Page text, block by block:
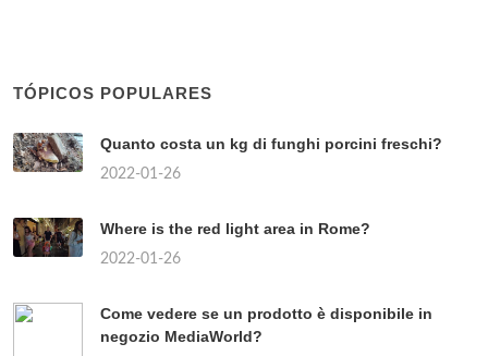
TÓPICOS POPULARES
Quanto costa un kg di funghi porcini freschi?
2022-01-26
Where is the red light area in Rome?
2022-01-26
Come vedere se un prodotto è disponibile in
negozio MediaWorld?